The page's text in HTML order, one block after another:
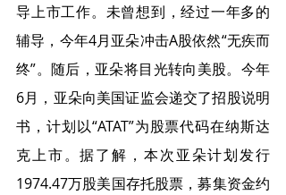
导上市工作。未曾想到，经过一年多的
辅导，今年4月亚朵冲击A股依然“无疾而
终”。随后，亚朵将目光转向美股。今年
6月，亚朵向美国证监会递交了招股说明
书，计划以“ATAT”为股票代码在纳斯达
克上市。据了解，本次亚朵计划发行
1974.47万股美国存托股票，募集资金约